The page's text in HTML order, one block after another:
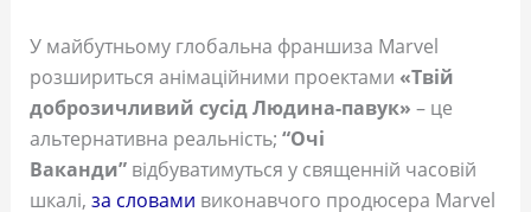
У майбутньому глобальна франшиза Marvel
розшириться анімаційними проектами «Твій
доброзичливий сусід Людина-павук» – це
альтернативна реальність; “Очі
Ваканди”відбуватимуться у священній часовій
шкалі, за словами виконавчого продюсера Marvel